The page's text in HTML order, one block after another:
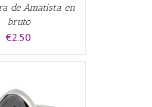
de Amatista en
bruto
€2.50